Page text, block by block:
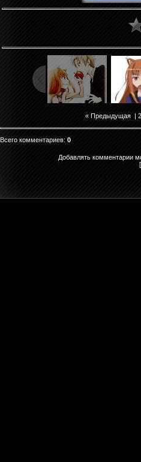
« Предыдущая |
Всего комментариев: 0
Добавлять комментарии